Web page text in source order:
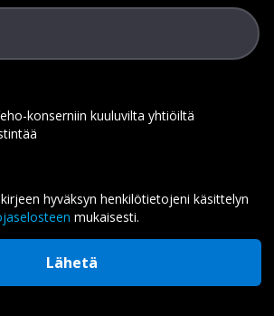
konserniin kuuluvilta yhtiöiltä
hyväksyn henkilötietojeni käsittelyn
mukaisesti.
Lähetä